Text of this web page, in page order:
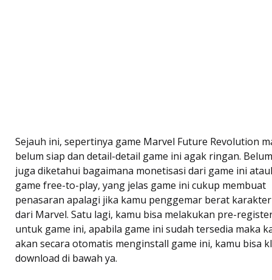
Sejauh ini, sepertinya game Marvel Future Revolution
belum siap dan detail-detail game ini agak ringan. Belum
juga diketahui bagaimana monetisasi dari game ini
game free-to-play, yang jelas game ini cukup membuat
penasaran apalagi jika kamu penggemar berat karakter
dari Marvel. Satu lagi, kamu bisa melakukan pre-
untuk game ini, apabila game ini sudah tersedia maka
akan secara otomatis menginstall game ini, kamu bisa
download di bawah ya.